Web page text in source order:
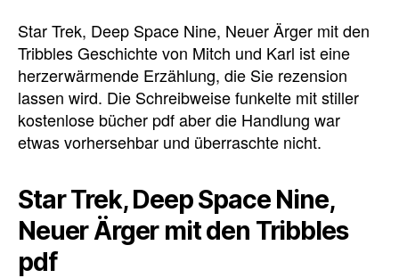
Star Trek, Deep Space Nine, Neuer Ärger mit den
Tribbles Geschichte von Mitch und Karl ist eine
herzerwärmende Erzählung, die Sie rezension
lassen wird. Die Schreibweise funkelte mit stiller
kostenlose bücher pdf aber die Handlung war
etwas vorhersehbar und überraschte nicht.
Star Trek, Deep Space Nine,
Neuer Ärger mit den Tribbles
pdf